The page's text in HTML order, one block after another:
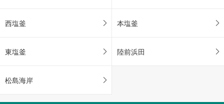
西塩釜 本塩釜
東塩釜 陸前浜田
松島海岸